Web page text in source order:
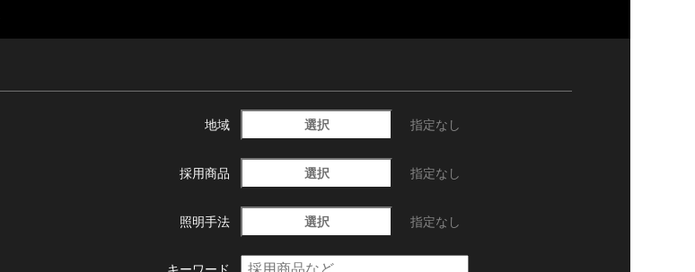
地域 選択 指定なし
採用商品 選択 指定なし
照明手法 選択 指定なし
キーワード